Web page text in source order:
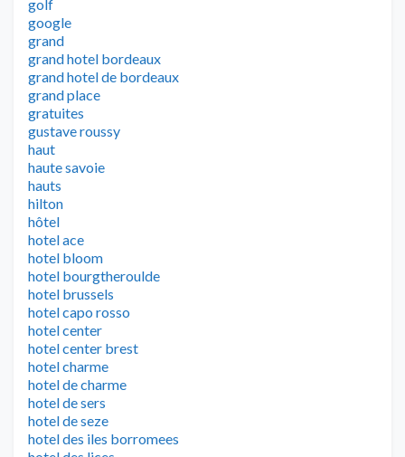
golf
google
grand
grand hotel bordeaux
grand hotel de bordeaux
grand place
gratuites
gustave roussy
haut
haute savoie
hauts
hilton
hôtel
hotel ace
hotel bloom
hotel bourgtheroulde
hotel brussels
hotel capo rosso
hotel center
hotel center brest
hotel charme
hotel de charme
hotel de sers
hotel de seze
hotel des iles borromees